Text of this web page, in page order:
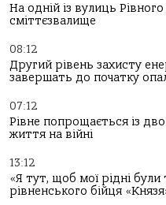
На одній із вулиць Рівного
сміттєзвалище
08:12
Другий рівень захисту
завершать до початку
07:12
Рівне попрощається із
життя на війні
13:12
«Я тут, щоб мої рідні були
рівненського бійця